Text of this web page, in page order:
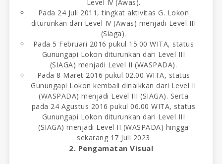
Level IV (Awas).
Pada 24 Juli 2011, tingkat aktivitas G. Lokon
diturunkan dari Level IV (Awas) menjadi Level III
(Siaga).
Pada 5 Februari 2016 pukul 15.00 WITA, status
Gunungapi Lokon diturunkan dari Level III
(SIAGA) menjadi Level II (WASPADA).
Pada 8 Maret 2016 pukul 02.00 WITA, status
Gunungapi Lokon kembali dinaikkan dari Level II
(WASPADA) menjadi Level III (SIAGA). Serta
pada 24 Agustus 2016 pukul 06.00 WITA, status
Gunungapi Lokon diturunkan dari Level III
(SIAGA) menjadi Level II (WASPADA) hingga
sekarang 17 Juli 2023
2. Pengamatan Visual